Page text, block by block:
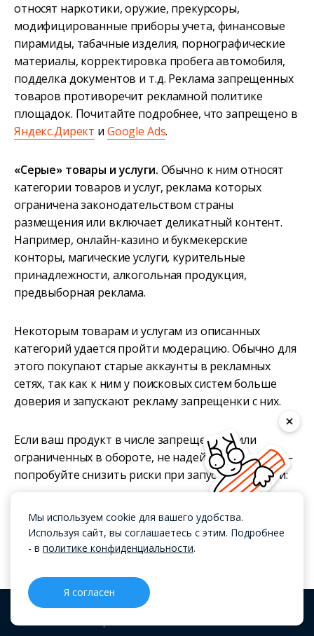
относят наркотики, оружие, прекурсоры,
модифицированные приборы учета, финансовые
пирамиды, табачные изделия, порнографические
материалы, корректировка пробега автомобиля,
подделка документов и т.д. Реклама запрещенных
товаров противоречит рекламной политике
площадок. Почитайте подробнее, что запрещено в
Яндекс.Директ и Google Ads.
«Серые» товары и услуги. Обычно к ним относят
категории товаров и услуг, реклама которых
ограничена законодательством страны
размещения или включает деликатный контент.
Например, онлайн-казино и букмекерские
конторы, магические услуги, курительные
принадлежности, алкогольная продукция,
предвыборная реклама.
Некоторым товарам и услугам из описанных
категорий удается пройти модерацию. Обычно для
этого покупают старые аккаунты в рекламных
сетях, так как к ним у поисковых систем больше
доверия и запускают рекламу запрещенки с них.
Если ваш продукт в числе запрещенных или
ограниченных в обороте, не надейтесь на удачу —
попробуйте снизить риски при запуске кампании:
создавайте под каждую кампанию отдельный
кабинет
не пополняйте счет на большую сумму
используйте сторонние сервисы автоматизации
рекламных кампаний. Тогда реклама будет
рекламодатель сохранит деньги, даже если
Мы используем cookie для вашего удобства.
Используя сайт, вы соглашаетесь с этим. Подробнее
- в политике конфиденциальности.
Я согласен